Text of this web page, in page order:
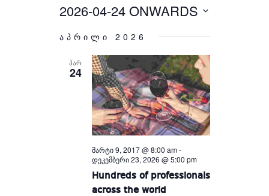
Views
Navigation
Navigation
2026-04-24 ONWARDS
Select
აპრილი 2026
ᲞᲐᲠ
24
მარტი 9, 2017 @ 8:00 am-
დეკემბერი 23, 2026 @ 5:00 pm
Hundreds of professionals
across the world